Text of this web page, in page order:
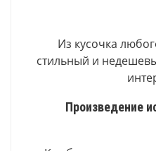
Из кусочка
стильный и
Произведение